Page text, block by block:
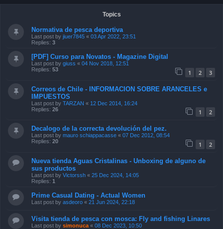
Topics
Normativa de pesca deportiva
Last post by jiuer7845 « 03 Apr 2022, 23:51
Replies: 3
[PDF] Curso para Novatos - Magazine Digital
Last post by giuss « 04 Nov 2018, 12:51
Replies: 53 1 2 3
Correos de Chile - INFORMACION SOBRE ARANCELES e
IMPUESTOS
Last post by TARZAN « 12 Dec 2014, 16:24
Replies: 26 1 2
Decalogo de la correcta devolución del pez.
Last post by mauro schiappacasse « 07 Dec 2012, 08:54
Replies: 20 1 2
Nueva tienda Aguas Cristalinas - Unboxing de alguno de
sus productos
Last post by Victorssh « 25 Dec 2024, 14:05
Replies: 1
Prime Сasual Dating - Actual Women
Last post by asdeoro « 21 Jun 2024, 22:18
Visita tienda de pesca con mosca: Fly and fishing Linares
Last post by simonuca « 08 Dec 2023, 10:50